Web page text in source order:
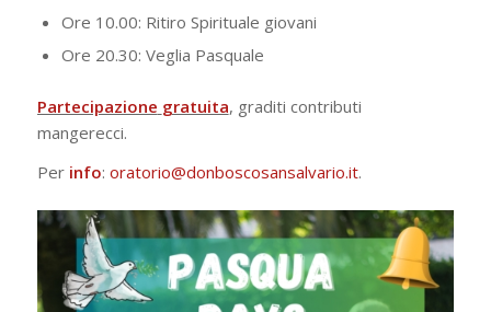
Ore 10.00: Ritiro Spirituale giovani
Ore 20.30: Veglia Pasquale
Partecipazione gratuita, graditi contributi
mangerecci.
Per info: oratorio@donboscosansalvario.it.